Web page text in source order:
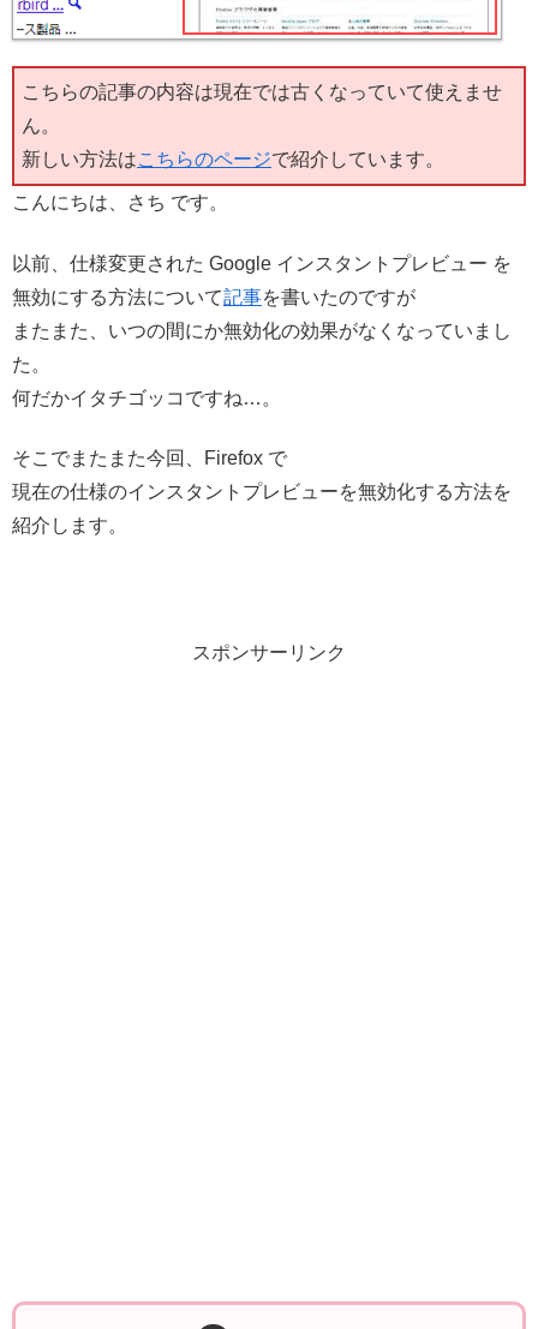
こちらの記事の内容は現在では古くなっていて使えませ
ん。
新しい方法はこちらのページで紹介しています。
こんにちは、さち です。
以前、仕様変更された Google インスタントプレビュー を
無効にする方法について記事を書いたのですが
またまた、いつの間にか無効化の効果がなくなっていまし
た。
何だかイタチゴッコですね…。
そこでまたまた今回、Firefox で
現在の仕様のインスタントプレビューを無効化する方法を
紹介します。
スポンサーリンク